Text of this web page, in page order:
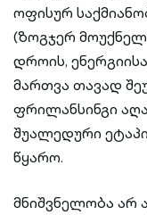
ოფისურ
(ზოგჯერ
დროის,
მართვა თავად
ფრილანსინგი
შუალედური
წყარო.
მნიშვნელობა არ